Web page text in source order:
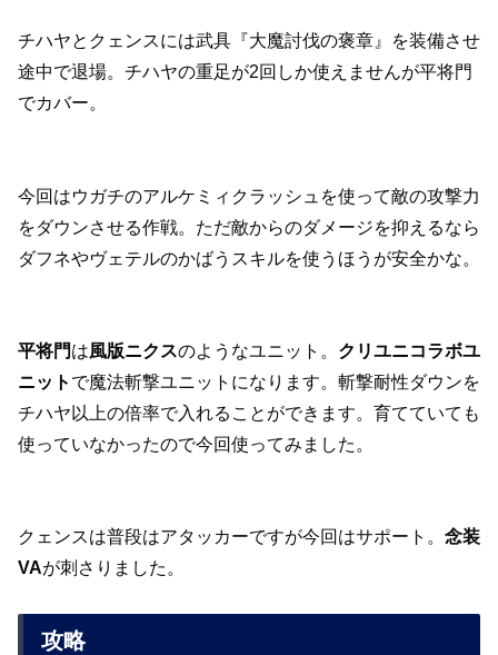
チハヤとクェンスには武具『大魔討伐の褒章』を装備させ
途中で退場。チハヤの重足が2回しか使えませんが平将門
でカバー。
今回はウガチのアルケミィクラッシュを使って敵の攻撃力
をダウンさせる作戦。ただ敵からのダメージを抑えるなら
ダフネやヴェテルのかばうスキルを使うほうが安全かな。
平将門は風版ニクスのようなユニット。 クリユニコラボユ
ニット で魔法斬撃ユニットになります。斬撃耐性ダウンを
チハヤ以上の倍率で入れることができます。育てていても
使っていなかったので今回使ってみました。
クェンスは普段はアタッカーですが今回はサポート。 念装
VAが刺さりました。
攻略